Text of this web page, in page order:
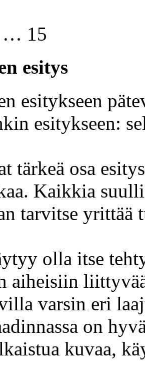
… 15
esitys
esitykseen
esitykseen:
tärkeä osa
Kaikkia
tarvitse yrittää
olla itse
aiheisiin
varsin eri
on
kuvaa,